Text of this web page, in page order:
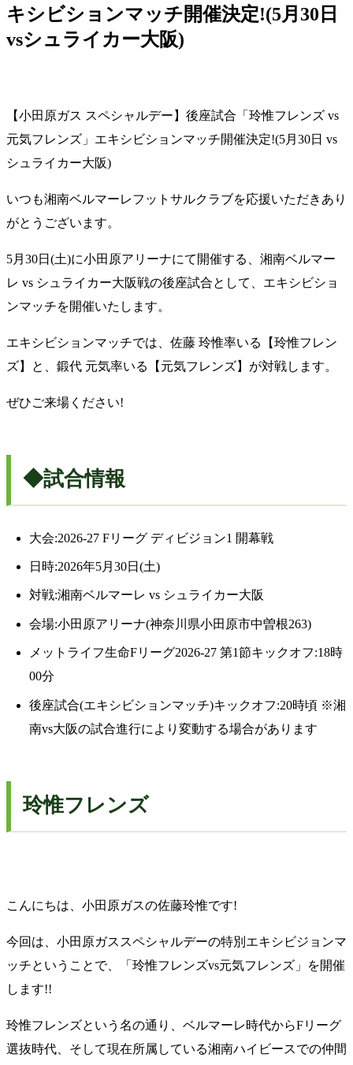
キシビションマッチ開催決定!(5月30日
vsシュライカー大阪)
【小田原ガス スペシャルデー】後座試合「玲惟フレンズ vs
元気フレンズ」エキシビションマッチ開催決定!(5月30日 vs
シュライカー大阪)
いつも湘南ベルマーレフットサルクラブを応援いただきあり
がとうございます。
5月30日(土)に小田原アリーナにて開催する、湘南ベルマー
レ vs シュライカー大阪戦の後座試合として、エキシビショ
ンマッチを開催いたします。
エキシビションマッチでは、佐藤 玲惟率いる【玲惟フレン
ズ】と、鍛代 元気率いる【元気フレンズ】が対戦します。
ぜひご来場ください!
◆試合情報
大会:2026-27 Fリーグ ディビジョン1 開幕戦
日時:2026年5月30日(土)
対戦:湘南ベルマーレ vs シュライカー大阪
会場:小田原アリーナ(神奈川県小田原市中曽根263)
メットライフ生命Fリーグ2026-27 第1節キックオフ:18時
00分
後座試合(エキシビションマッチ)キックオフ:20時頃 ※湘
南vs大阪の試合進行により変動する場合があります
玲惟フレンズ
こんにちは、小田原ガスの佐藤玲惟です!
今回は、小田原ガススペシャルデーの特別エキシビジョンマ
ッチということで、「玲惟フレンズvs元気フレンズ」を開催
します!!
玲惟フレンズという名の通り、ベルマーレ時代からFリーグ
選抜時代、そして現在所属している湘南ハイビースでの仲間